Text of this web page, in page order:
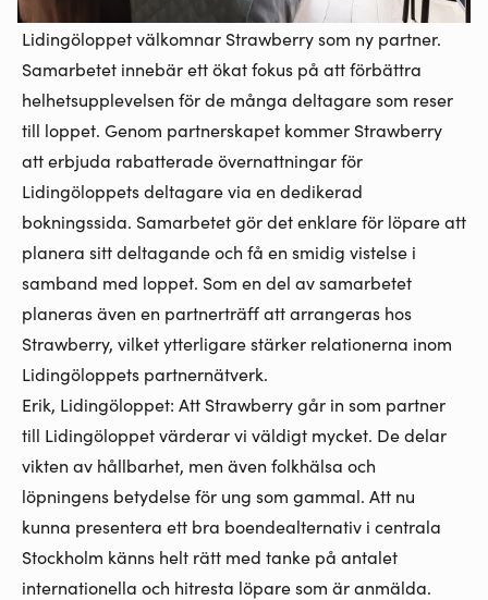
Lidingöloppet välkomnar Strawberry som ny partner.
Samarbetet innebär ett ökat fokus på att förbättra
helhetsupplevelsen för de många deltagare som reser
till loppet. Genom partnerskapet kommer Strawberry
att erbjuda rabatterade övernattningar för
Lidingöloppets deltagare via en dedikerad
bokningssida. Samarbetet gör det enklare för löpare att
planera sitt deltagande och få en smidig vistelse i
samband med loppet. Som en del av samarbetet
planeras även en partnerträff att arrangeras hos
Strawberry, vilket ytterligare stärker relationerna inom
Lidingöloppets partnernätverk.
Erik, Lidingöloppet: Att Strawberry går in som partner
till Lidingöloppet värderar vi väldigt mycket. De delar
vikten av hållbarhet, men även folkhälsa och
löpningens betydelse för ung som gammal. Att nu
kunna presentera ett bra boendealternativ i centrala
Stockholm känns helt rätt med tanke på antalet
internationella och hitresta löpare som är anmälda.